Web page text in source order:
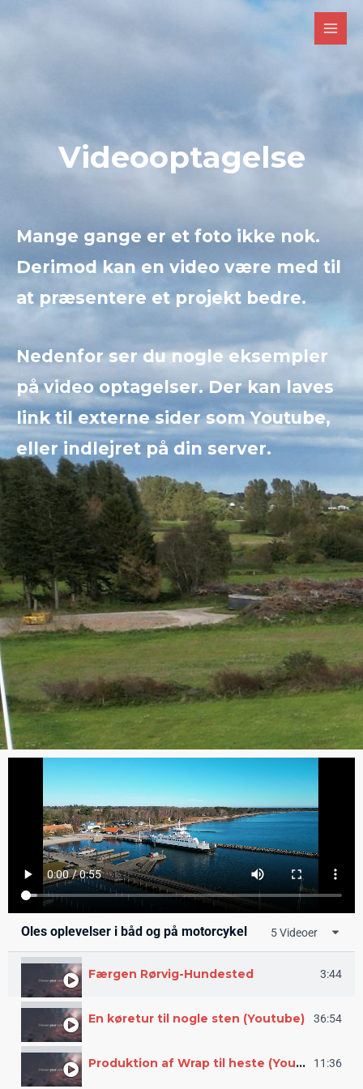
Main
Videooptagelse
Mange gange er et foto ikke nok.
Derimod kan en video være med til
at præsentere et projekt bedre.
Nedenfor ser du nogle eksempler
på video optagelser. Der kan laves
link til externe sider som Youtube,
eller indlejret på din server.
Oles oplevelser i båd og på motorcykel 5 Videoer
Færgen Rørvig-Hundested 3:44
En køretur til nogle sten (Youtube) 36:54
Produktion af Wrap til heste (Youtube) 11:36